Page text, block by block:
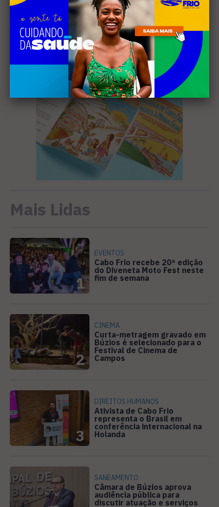
Mais Lidas
1
EVENTOS
Cabo Frio recebe 20ª edição
do Diveneta Moto Fest neste
fim de semana
2
CINEMA
Curta-metragem gravado em
Búzios é selecionado para o
Festival de Cinema de
Campos
3
DIREITOS HUMANOS
Ativista de Cabo Frio
representa o Brasil em
conferência internacional na
Holanda
SANEAMENTO
Câmara de Búzios aprova
audiência pública para
discutir atuação e serviços